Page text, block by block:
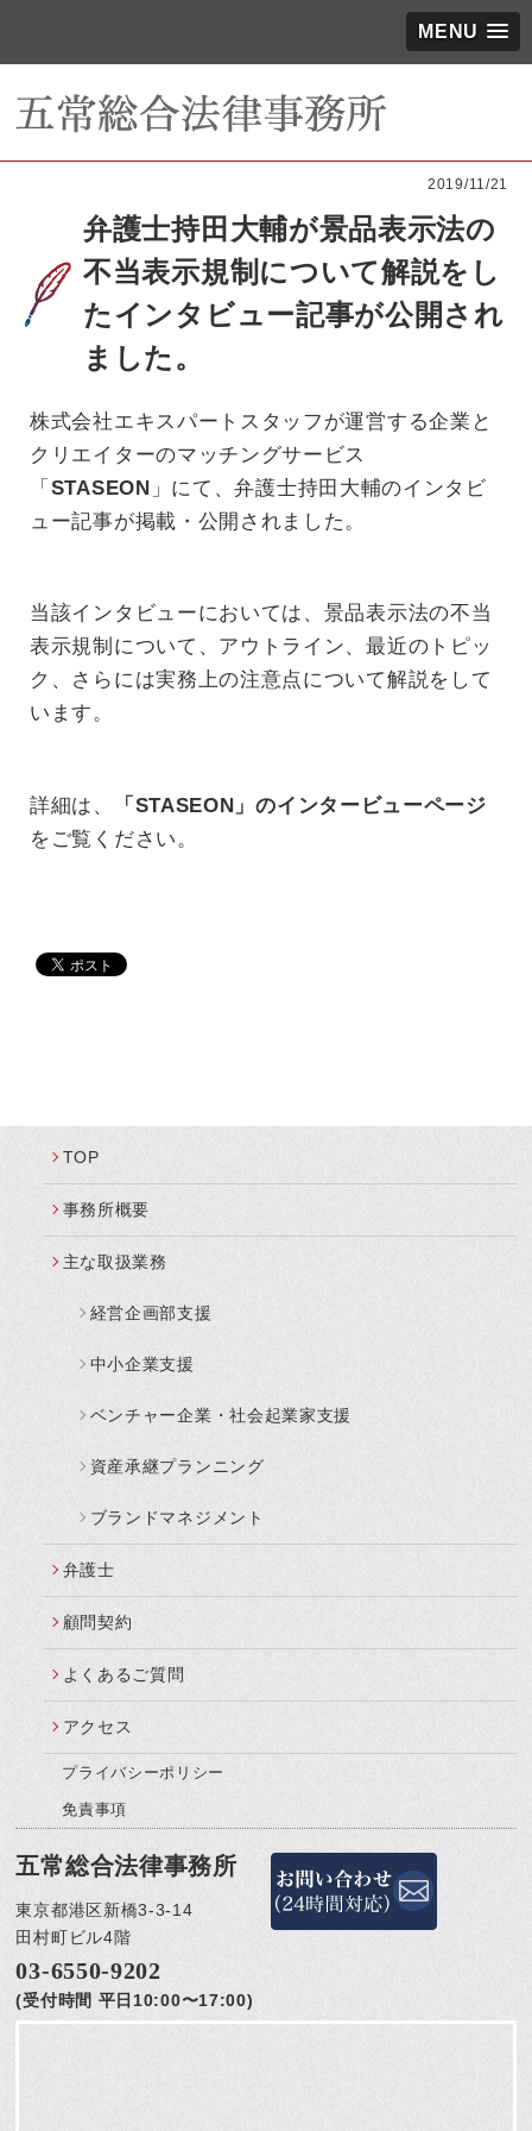
MENU
2019/11/21
弁護士持田大輔が景品表示法の
不当表示規制について解説をし
たインタビュー記事が公開され
ました。
株式会社エキスパートスタッフが運営する企業と
クリエイターのマッチングサービス
「 STASEON 」にて、弁護士持田大輔のインタビ
ュー記事が掲載・公開されました。
当該インタビューにおいては、景品表示法の不当
表示規制について、アウトライン、最近のトピッ
ク、さらには実務上の注意点について解説をして
います。
詳細は、
「STASEON」のインタービューページ
をご覧ください。
TOP
事務所概要
主な取扱業務
経営企画部支援
中小企業支援
ベンチャー企業・社会起業家支援
資産承継プランニング
ブランドマネジメント
弁護士
顧問契約
よくあるご質問
アクセス
プライバシーポリシー
免責事項
五常総合法律事務所
東京都港区新橋3-3-14
田村町ビル4階
03-6550-9202
(受付時間 平日10:00〜17:00)